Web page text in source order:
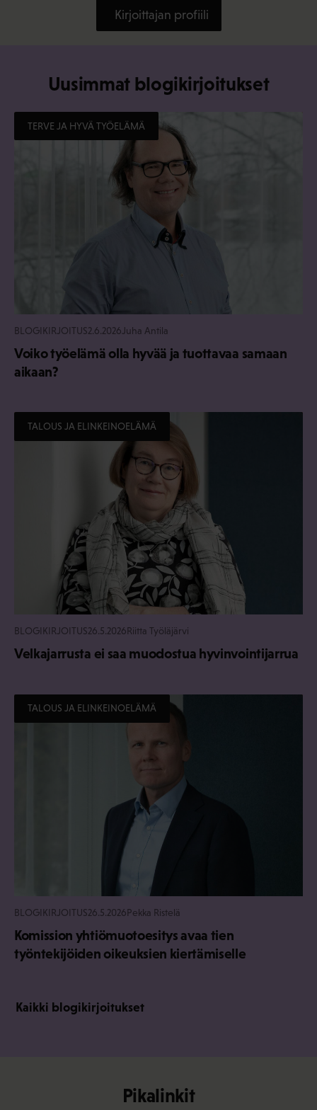
Kirjoittajan profiili
Uusimmat blogikirjoitukset
TERVE JA HYVÄ TYÖELÄMÄ
BLOGIKIRJOITUS2.6.2026 Juha Antila
Voiko työelämä olla hyvää ja tuottavaa samaan
aikaan?
TALOUS JA ELINKEINOELÄMÄ
BLOGIKIRJOITUS26.5.2026Riitta Työläjärvi
Velkajarrusta ei saa muodostua hyvinvointijarrua
TALOUS JA ELINKEINOELÄMÄ
BLOGIKIRJOITUS26.5.2026Pekka Ristelä
Komission yhtiömuotoesitys avaa tien
työntekijöiden oikeuksien kiertämiselle
Kaikki blogikirjoitukset
Pikalinkit